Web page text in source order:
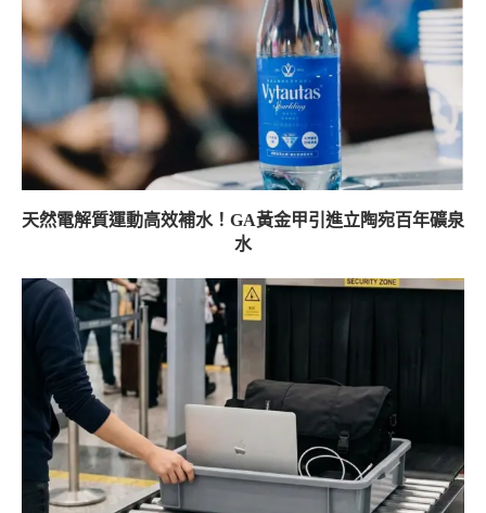
天然電解質運動高效補水！GA黃金甲引進立陶宛百年礦泉
水